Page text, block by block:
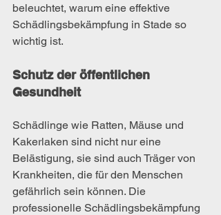
beleuchtet, warum eine effektive
Schädlingsbekämpfung in Stade so
wichtig ist.
Schutz der öffentlichen
Gesundheit
Schädlinge wie Ratten, Mäuse und
Kakerlaken sind nicht nur eine
Belästigung, sie sind auch Träger von
Krankheiten, die für den Menschen
gefährlich sein können. Die
professionelle Schädlingsbekämpfung